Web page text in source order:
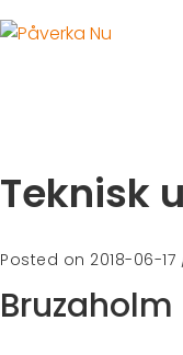
Teknisk
Posted on 2018-06-17
Bruzaholm